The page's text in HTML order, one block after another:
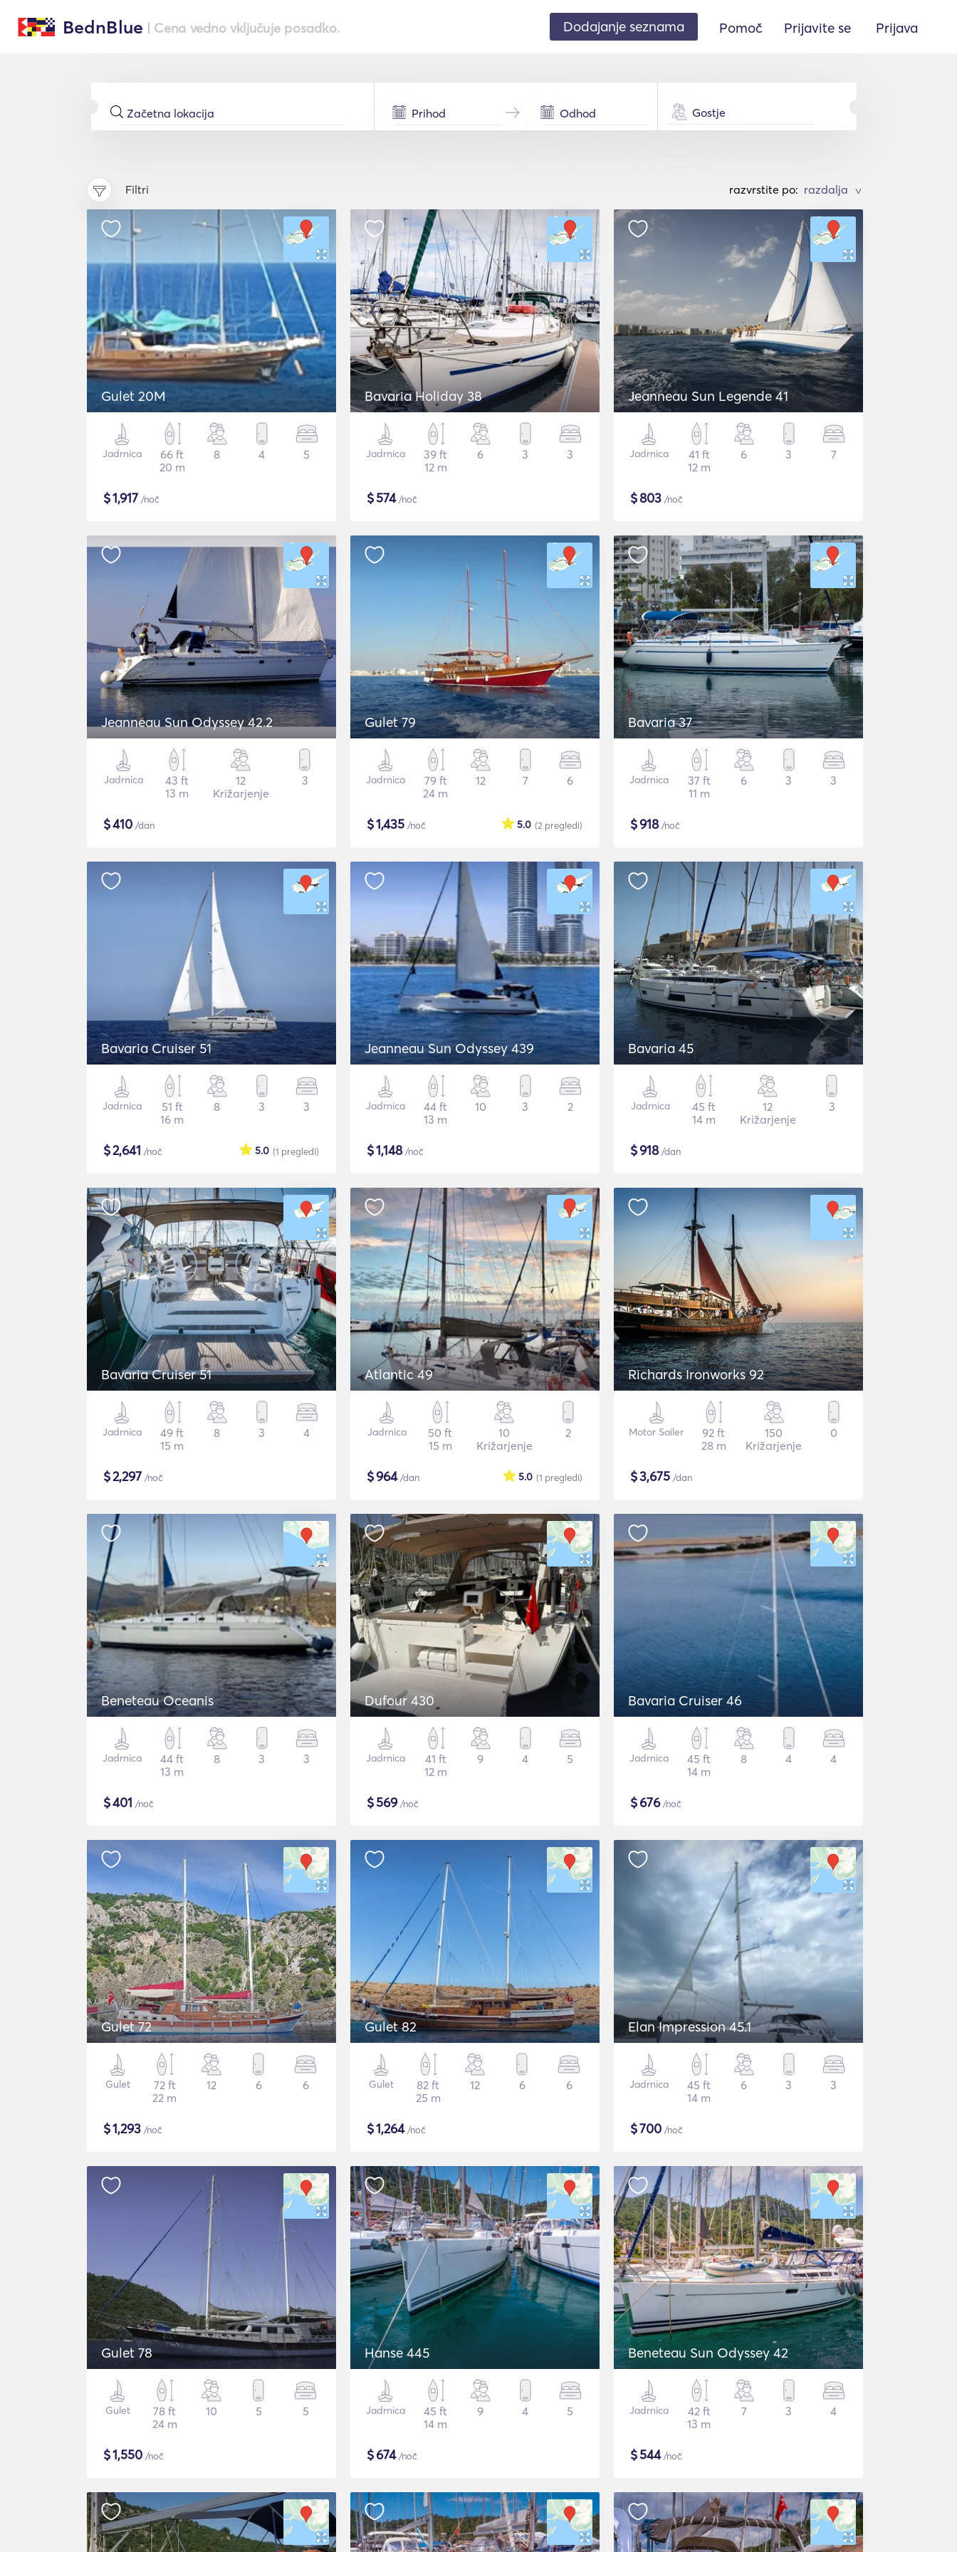
BednBlue | Cena vedno vključuje posadko. Dodajanje seznama Pomoč Prijavite se Prijava
Gostje
Filtri razvrstite po: >
Gulet 20M
Jadrnica
66 ft
20 m
8 4 5
$1,917 /noč
Bavaria Holiday 38
Jadrnica
39 ft
12 m
6 3 3
$574/noč
Jeanneau Sun Legende 41
Jadrnica
41 ft
12 m
6 3 7
$803 /noč
Jeanneau Sun Odyssey 42.2
Jadrnica
43 ft
13 m
12
Križarjenje
3
$410 /dan
Gulet 79
Jadrnica
79 ft
24 m
12 7 6
$1,435 /noč (2 pregledi)
5.0
Bavaria 37
Jadrnica
37 ft
11 m
6 3 3
$918/noč
Bavaria Cruiser 51
Jadrnica
51 ft
16 m
8 3 3
$2,641 /noč (1 pregledi)
5.0
Jeanneau Sun Odyssey 439
Jadrnica
44 ft
13 m
10 3 2
$1,148/noč
Bavaria 45
Jadrnica
45 ft
14 m
12
Križarjenje
3
$918/dan
Bavaria Cruiser 51
Jadrnica
49 ft
15 m
8 3 4
$2,297 /noč
Atlantic 49
Jadrnica
50 ft
15 m
10
Križarjenje
2
$964/dan (1 pregledi)
5.0
Richards Ironworks 92
Motor Sailer
92 ft
28 m
150
Križarjenje
0
$3,675 /dan
Beneteau Oceanis
Jadrnica
44 ft
13 m
8 3 3
$401 /noč
Dufour 430
Jadrnica
41 ft
12 m
9 4 5
$569/noč
Bavaria Cruiser 46
Jadrnica
45 ft
14 m
8 4 4
$676/noč
Gulet 72
Gulet
72 ft
22 m
12 6 6
$1,293 /noč
Gulet 82
Gulet
82 ft
25 m
12 6 6
$1,264/noč
Elan Impression 45.1
Jadrnica
45 ft
14 m
6 3 3
$700 /noč
Gulet 78
Gulet
78 ft
24 m
10 5 5
$1,550 /noč
Hanse 445
Jadrnica
45 ft
14 m
9 4 5
$674/noč
Beneteau Sun Odyssey 42
Jadrnica
42 ft
13 m
7 3 4
$544/noč